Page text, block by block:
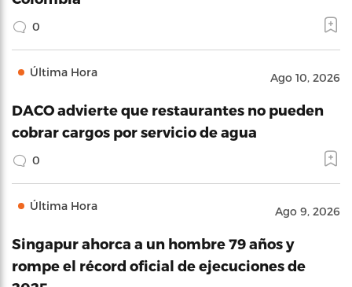
0
Última Hora Ago 10, 2026
DACO advierte que restaurantes no pueden
cobrar cargos por servicio de agua
0
Última Hora Ago 9, 2026
Singapur ahorca a un hombre 79 años y
rompe el récord oficial de ejecuciones de